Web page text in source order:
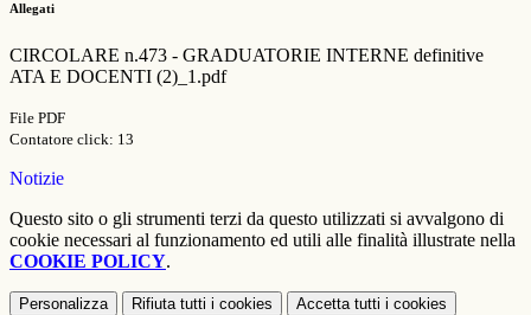
Allegati
CIRCOLARE n.473 - GRADUATORIE INTERNE definitive
ATA E DOCENTI (2)_1.pdf
File PDF
Contatore click: 13
Notizie
Questo sito o gli strumenti terzi da questo utilizzati si avvalgono di
cookie necessari al funzionamento ed utili alle finalità illustrate nella
COOKIE POLICY.
Personalizza Rifiuta tutti i cookies Accetta tutti i cookies